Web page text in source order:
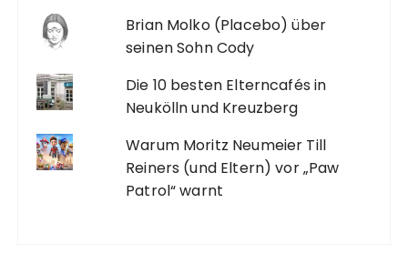
Brian Molko (Placebo) über
seinen Sohn Cody
Die 10 besten Elterncafés in
Neukölln und Kreuzberg
Warum Moritz Neumeier Till
Reiners (und Eltern) vor „Paw
Patrol“ warnt